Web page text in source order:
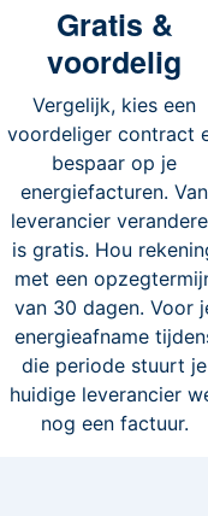
Gratis &
voordelig
Vergelijk, kies een
voordeliger contract
bespaar op je
energiefacturen. Van
leverancier
is gratis. Hou
met een
van 30 dagen. Voor
energieafname
die periode stuurt je
huidige leverancier
nog een factuur.